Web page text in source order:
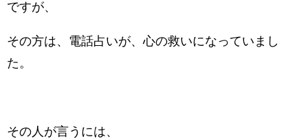
ですが、
その方は、電話占いが、心の救いになっていまし
た。
その人が言うには、